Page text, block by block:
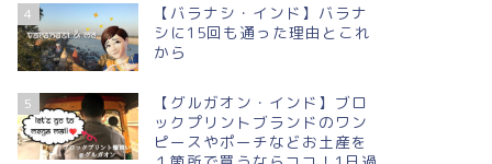
4
【バラナシ・インド】バラナ
シに15回も通った理由とこれ
から
5
【グルガオン・インド】ブロ
ックプリントブランドのワン
ピースやポーチなどお土産を